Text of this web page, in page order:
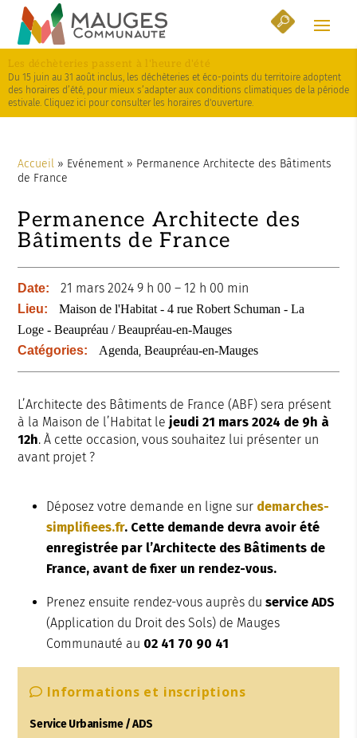
Skip
Aller
navigation
Plan
Les déchèteries passent à l'heure d'été
Du 15 juin au 31 août inclus, les déchèteries et éco-points du territoire adoptent
des horaires d’été, pour mieux s’adapter aux conditions climatiques de la période
estivale. Cliquez ici pour consulter les horaires d'ouverture.
Accueil » Evénement » Permanence Architecte des Bâtiments
de France
Permanence Architecte des
Bâtiments de France
Date: 21 mars 2024 9 h 00 –12 h 00 min
Lieu:
Maison de l'Habitat - 4 rue Robert Schuman - La
Loge - Beaupréau / Beaupréau-en-Mauges
Catégories:
Agenda,Beaupréau-en-Mauges
Informations et inscriptions
Service Urbanisme / ADS
L’Architecte des Bâtiments de France (ABF) sera présent
à la Maison de l’Habitat le jeudi 21 mars 2024 de 9h à
12h. À cette occasion, vous souhaitez lui présenter un
avant projet ?
Déposez votre demande en ligne sur demarches-
simplifiees.fr. Cette demande devra avoir été
enregistrée par l’Architecte des Bâtiments de
France, avant de fixer un rendez-vous.
Prenez ensuite rendez-vous auprès duservice ADS
(Application du Droit des Sols) de Mauges
Communauté au 02 41 70 90 41